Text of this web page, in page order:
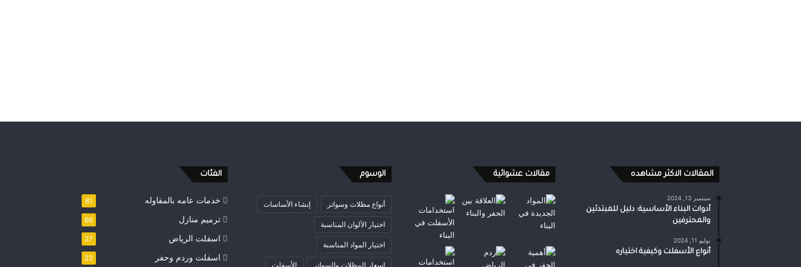
المقالات الاكثر مشاهده
سبتمبر 13, 2024
أدوات البناء الأساسية: دليل للمبتدئين
والمحترفين
يوليو 11, 2024
أنواع الأسفلت وكيفية اختياره
مقالات عشوائية الوسوم
أنواع مظلات وسواتر إنشاء الأساسات
اختيار الألوان المناسبة
اختيار المواد المناسبة
اسعار المظلات والسواتر الأسفلت
الفئات
خدمات عامه بالمقاوله 81
ترميم منازل 66
اسفلت الرياض 27
اسفلت وردم وحفر 22